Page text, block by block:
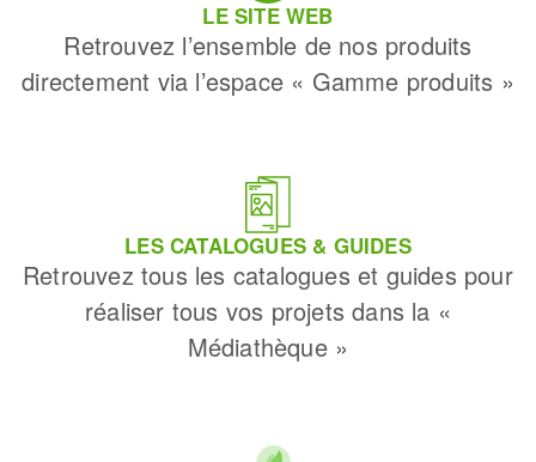
LE SITE WEB
Retrouvez l’ensemble de nos produits
directement via l’espace « Gamme produits »
LES CATALOGUES & GUIDES
Retrouvez tous les catalogues et guides pour
réaliser tous vos projets dans la «
Médiathèque »